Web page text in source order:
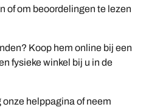
of om beoordelingen te lezen
Koop hem online bij een
fysieke winkel bij u in de
helppagina of neem